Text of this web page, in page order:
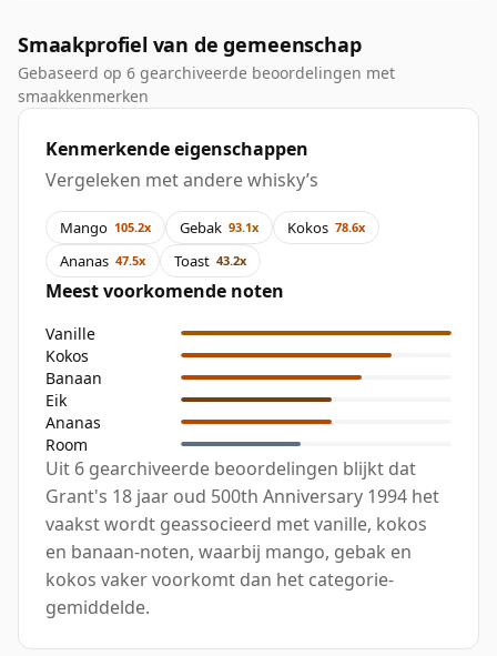
Smaakprofiel van de gemeenschap
Gebaseerd op 6 gearchiveerde beoordelingen met
smaakkenmerken
Kenmerkende eigenschappen
Vergeleken met andere whisky’s
Mango 105.2x Gebak 93.1x Kokos 78.6x
Ananas 47.5x Toast 43.2x
Meest voorkomende noten
Vanille
Kokos
Banaan
Eik
Ananas
Room
Uit 6 gearchiveerde beoordelingen blijkt dat
Grant's 18 jaar oud 500th Anniversary 1994 het
vaakst wordt geassocieerd met vanille, kokos
en banaan-noten, waarbij mango, gebak en
kokos vaker voorkomt dan het categorie-
gemiddelde.